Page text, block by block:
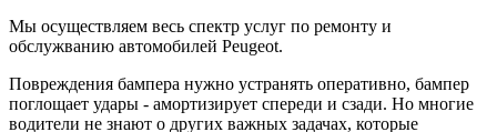
Мы осуществляем весь спектр услуг по ремонту и
обслужванию автомобилей Peugeot.
Повреждения бампера нужно устранять оперативно, бампер
поглощает удары - амортизирует спереди и сзади. Но многие
водители не знают о других важных задачах, которые